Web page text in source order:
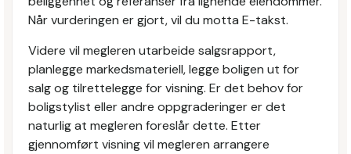
Når vurderingen er gjort, vil du motta E-takst.
Videre vil megleren utarbeide salgsrapport,
planlegge markedsmateriell, legge boligen ut for
salg og tilrettelegge for visning. Er det behov for
boligstylist eller andre oppgraderinger er det
naturlig at megleren foreslår dette. Etter
gjennomført visning vil megleren arrangere